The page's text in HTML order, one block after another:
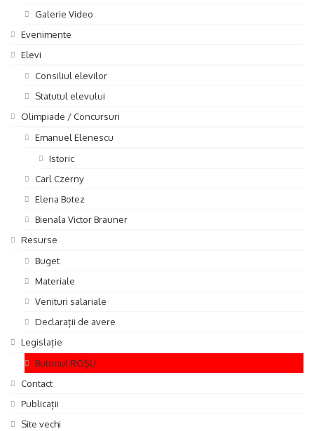
Galerie Video
Evenimente
Elevi
Consiliul elevilor
Statutul elevului
Olimpiade / Concursuri
Emanuel Elenescu
Istoric
Carl Czerny
Elena Botez
Bienala Victor Brauner
Resurse
Buget
Materiale
Venituri salariale
Declarații de avere
Legislație
Butonul ROȘU
Contact
Publicații
Site vechi